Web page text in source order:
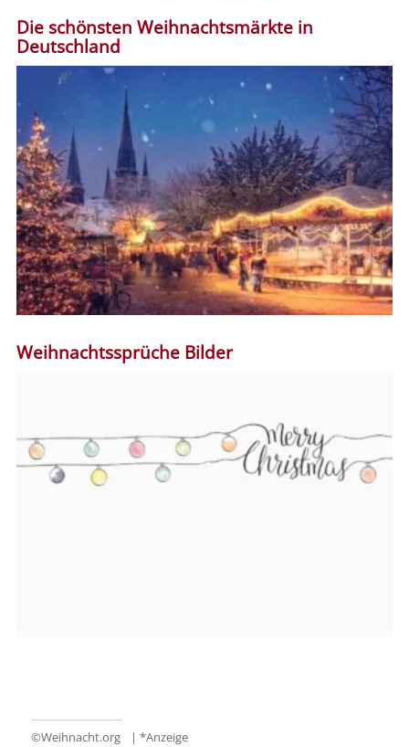
Die schönsten Weihnachtsmärkte in
Deutschland
Weihnachtssprüche Bilder
©Weihnacht.org | *Anzeige